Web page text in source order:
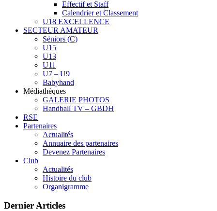
Effectif et Staff
Calendrier et Classement
U18 EXCELLENCE
SECTEUR AMATEUR
Séniors (C)
U15
U13
U11
U7 – U9
Babyhand
Médiathèques
GALERIE PHOTOS
Handball TV – GBDH
RSE
Partenaires
Actualités
Annuaire des partenaires
Devenez Partenaires
Club
Actualités
Histoire du club
Organigramme
Dernier Articles